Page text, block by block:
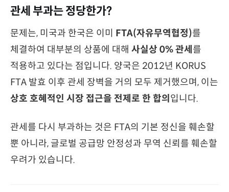
관세 부과는 정당한가?
문제는, 미국과 한국은 이미 FTA(자유무역협정)를
체결하여 대부분의 상품에 대해 사실상 0% 관세 를
적용하고 있다는 점입니다. 양국은 2012년 KORUS
FTA 발효 이후 관세 장벽을 거의 모두 제거했으며, 이는
상호 호혜적인 시장 접근을 전제로 한 합의 입니다.
관세를 다시 부과하는 것은 FTA의 기본 정신을 훼손할
뿐 아니라, 글로벌 공급망 안정성과 무역 신뢰를 훼손할
우려가 있습니다.